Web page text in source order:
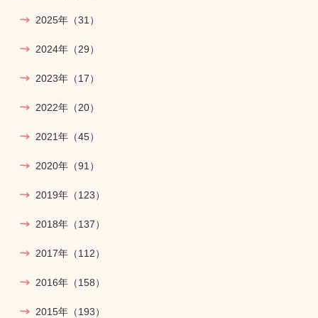
2025年 （31）
2024年 （29）
2023年 （17）
2022年 （20）
2021年 （45）
2020年 （91）
2019年 （123）
2018年 （137）
2017年 （112）
2016年 （158）
2015年 （193）